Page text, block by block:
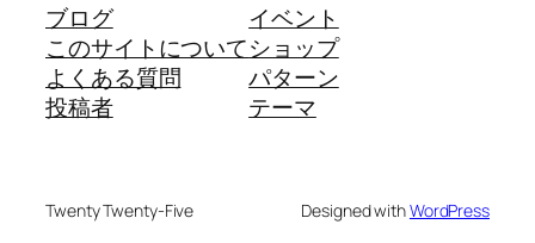
ブログ
このサイトについて
よくある質問
投稿者
イベント
ショップ
パターン
テーマ
Twenty Twenty-Five Designed withWordPress